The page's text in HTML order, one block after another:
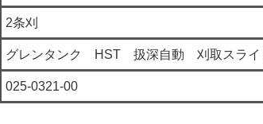
2条刈
グレンタンク HST 扱深自動 刈取スライ
025-0321-00